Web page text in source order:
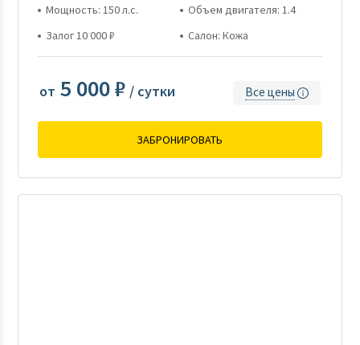
Мощность: 150 л.с.
Объем двигателя: 1.4
Залог 10 000 ₽
Салон: Кожа
от 5 000 ₽ / сутки Все цены
ЗАБРОНИРОВАТЬ